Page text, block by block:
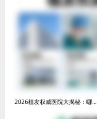
2026植发权威医院大揭秘：哪...